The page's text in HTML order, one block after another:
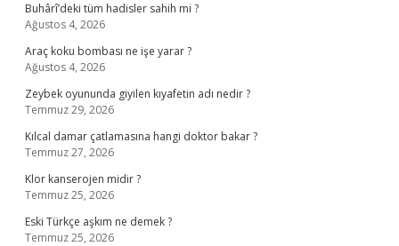
Buhârî’deki tüm hadisler sahih mi ?
Ağustos 4, 2026
Araç koku bombası ne işe yarar ?
Ağustos 4, 2026
Zeybek oyununda giyilen kıyafetin adı nedir ?
Temmuz 29, 2026
Kılcal damar çatlamasına hangi doktor bakar ?
Temmuz 27, 2026
Klor kanserojen midir ?
Temmuz 25, 2026
Eski Türkçe aşkım ne demek ?
Temmuz 25, 2026